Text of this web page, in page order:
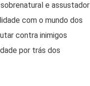
e assustador
com o mundo dos
contra inimigos
por trás dos